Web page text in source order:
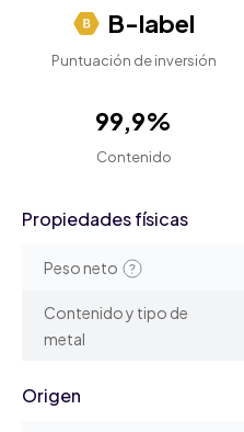
B-label
Puntuación de inversión
99,9%
Contenido
Propiedades físicas
Peso neto
Contenido y tipo de
metal
Origen